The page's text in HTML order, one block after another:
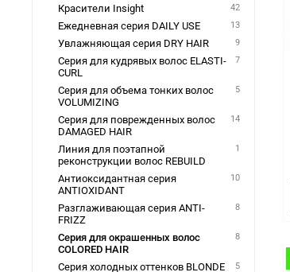
Красители Insight
42
Ежедневная серия DAILY USE 13
Увлажняющая серия DRY HAIR 9
Серия для кудрявых волос ELASTI-
CURL
7
Серия для объема тонких волос
VOLUMIZING
5
Серия для поврежденных волос
DAMAGED HAIR
14
Линия для поэтапной
реконструкции волос REBUILD
1
Антиоксидантная серия
ANTIOXIDANT
10
Разглаживающая серия ANTI-
FRIZZ
8
Серия для окрашенных волос
COLORED HAIR
8
Серия холодных оттенков BLONDE 5